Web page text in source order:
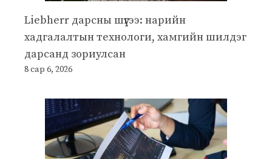
Liebherr дарсны шүүгээ: нарийн
хадгалалтын технологи, хамгийн шилдэг
дарсанд зориулсан
8 сар 6, 2026